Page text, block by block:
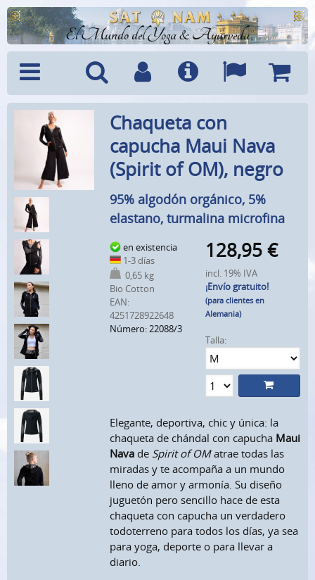
El Mundo del Yoga & Ayurveda
Menú Búsquedad
CuentaInfo Idiomas
Chaqueta con
capucha Maui Nava
(Spirit of OM), negro
95% algodón orgánico, 5%
elastano, turmalina microfina
en existencia
1-3 días
0,65 kg
Bio Cotton
EAN:
4251728922648
Número: 22088/3
128,95 €
incl. 19% IVA
¡Envío gratuito!
(para clientes en
Alemania)
Talla:
Elegante, deportiva, chic y única: la
chaqueta de chándal con capucha Maui
Nava de Spirit of OMatrae todas las
miradas y te acompaña a un mundo
lleno de amor y armonía. Su diseño
juguetón pero sencillo hace de esta
chaqueta con capucha un verdadero
todoterreno para todos los días, ya sea
para yoga, deporte o para llevar a
diario.